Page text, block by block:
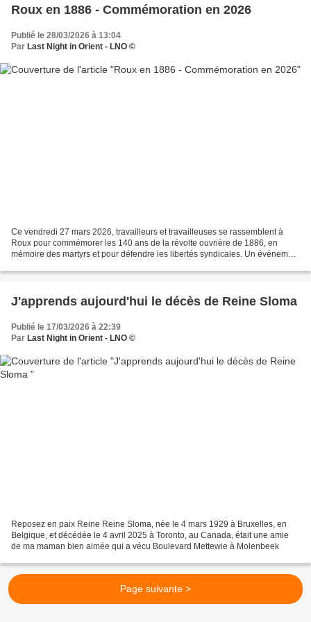
Roux en 1886 - Commémoration en 2026
Publié le 28/03/2026 à 13:04
Par Last Night in Orient - LNO ©
Ce vendredi 27 mars 2026, travailleurs et travailleuses se rassemblent à
Roux pour commémorer les 140 ans de la révolte ouvrière de 1886, en
mémoire des martyrs et pour défendre les libertés syndicales. Un événement
J'apprends aujourd'hui le décès de Reine Sloma
Publié le 17/03/2026 à 22:39
Par Last Night in Orient - LNO ©
Reposez en paix Reine Reine Sloma, née le 4 mars 1929 à Bruxelles, en
Belgique, et décédée le 4 avril 2025 à Toronto, au Canada, était une amie
de ma maman bien aimée qui a vécu Boulevard Mettewie à Molenbeek
Page suivante >